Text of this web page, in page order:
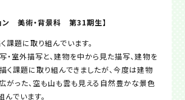
ン 美術・背景科 第31期生】
課題に取り組んでいます。
・室外描写と、建物を中から見た描写、建物を
く課題に取り組んできましたが、今度は建物
がった、空も山も雲も見える自然豊かな景色
でいます。